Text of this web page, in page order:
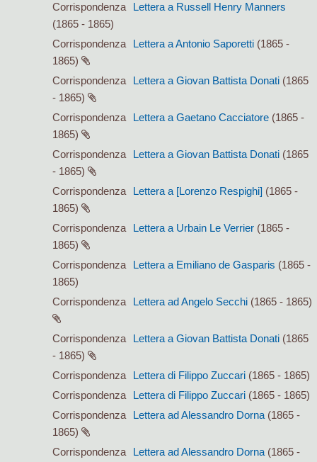
Corrispondenza
Lettera a Russell Henry Manners
(1865 - 1865)
Corrispondenza
Lettera a Antonio Saporetti (1865 -
1865)
Corrispondenza
Lettera a Giovan Battista Donati (1865
- 1865)
Corrispondenza
Lettera a Gaetano Cacciatore (1865 -
1865)
Corrispondenza
Lettera a Giovan Battista Donati (1865
- 1865)
Corrispondenza
Lettera a [Lorenzo Respighi] (1865 -
1865)
Corrispondenza
Lettera a Urbain Le Verrier (1865 -
1865)
Corrispondenza
Lettera a Emiliano de Gasparis (1865 -
1865)
Corrispondenza
Lettera ad Angelo Secchi (1865 - 1865)
Corrispondenza Lettera a Giovan Battista Donati (1865
- 1865)
Corrispondenza
Lettera di Filippo Zuccari (1865 - 1865)
Corrispondenza
Lettera di Filippo Zuccari (1865 - 1865)
Corrispondenza
Lettera ad Alessandro Dorna (1865 -
1865)
Corrispondenza
Lettera ad Alessandro Dorna (1865 -